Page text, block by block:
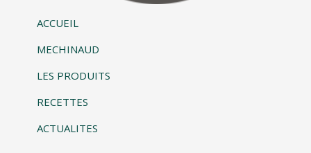
ACCUEIL
MECHINAUD
LES PRODUITS
RECETTES
ACTUALITES